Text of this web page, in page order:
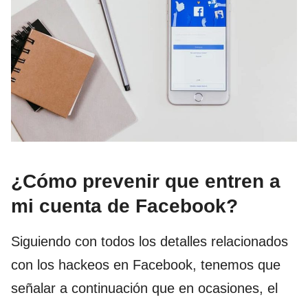
¿Cómo prevenir que entren a
mi cuenta de Facebook?
Siguiendo con todos los detalles relacionados
con los hackeos en Facebook, tenemos que
señalar a continuación que en ocasiones, el